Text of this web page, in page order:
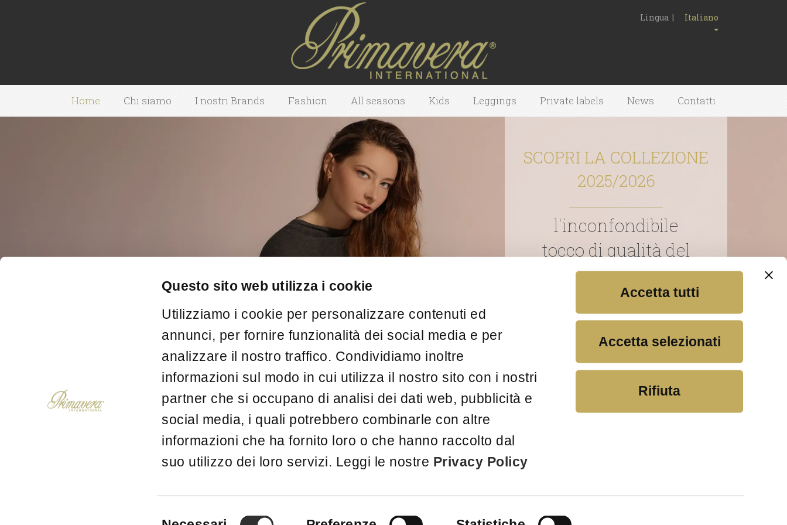
Questo sito web utilizza i cookie
Utilizziamo i cookie per personalizzare contenuti ed
annunci, per fornire funzionalità dei social media e per
analizzare il nostro traffico. Condividiamo inoltre
informazioni sul modo in cui utilizza il nostro sito con i nostri
partner che si occupano di analisi dei dati web, pubblicità e
social media, i quali potrebbero combinarle con altre
informazioni che ha fornito loro o che hanno raccolto dal
suo utilizzo dei loro servizi. Leggi le nostre Privacy Policy
Accetta tutti
Accetta selezionati
Rifiuta
Lingua | Italiano
Home Chi siamo I nostri Brands Fashion All seasons Kids Leggings Private labels News Contatti
SCOPRI LA COLLEZIONE
2025/2026
l'inconfondibile
tocco di qualità del
made in Italy
Scopri di più